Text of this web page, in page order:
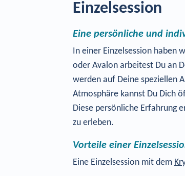
Einzelsession
Eine persönliche und
In einer Einzelsession haben
oder Avalon arbeitest Du an
werden auf Deine speziellen
Atmosphäre kannst Du Dich
Diese persönliche Erfahrung
zu erleben.
Vorteile einer
Eine Einzelsession mit dem